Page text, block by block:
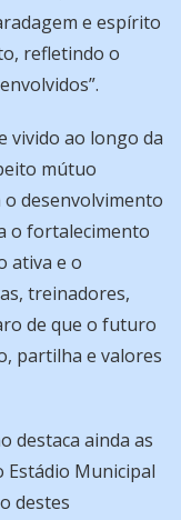
e espírito
refletindo o
vivido ao longo da
mútuo
desenvolvimento
o fortalecimento
ativa e o
treinadores,
de que o futuro
partilha e valores
destaca ainda as
Estádio Municipal
destes